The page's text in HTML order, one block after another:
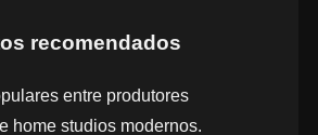
recomendados
entre produtores
home studios modernos.